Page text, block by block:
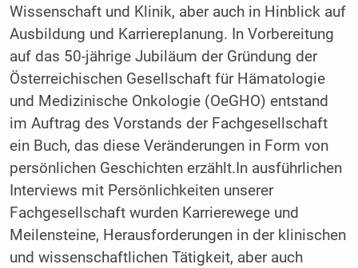
Wissenschaft und Klinik, aber auch in Hinblick auf
Ausbildung und Karriereplanung. In Vorbereitung
auf das 50-jährige Jubiläum der Gründung der
Österreichischen Gesellschaft für Hämatologie
und Medizinische Onkologie (OeGHO) entstand
im Auftrag des Vorstands der Fachgesellschaft
ein Buch, das diese Veränderungen in Form von
persönlichen Geschichten erzählt. In ausführlichen
Interviews mit Persönlichkeiten unserer
Fachgesellschaft wurden Karrierewege und
Meilensteine, Herausforderungen in der klinischen
und wissenschaftlichen Tätigkeit, aber auch